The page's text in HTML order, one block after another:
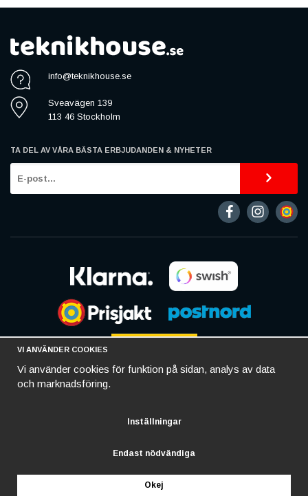
info@teknikhouse.se
Sveavägen 139
113 46 Stockholm
TA DEL AV VÅRA BÄSTA ERBJUDANDEN & NYHETER
VI ANVÄNDER COOKIES
Vi använder cookies för funktion på sidan, analys av data
och marknadsföring.
Inställningar
Endast nödvändiga
Okej